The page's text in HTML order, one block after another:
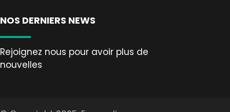
NOS DERNIERS NEWS
Rejoignez nous pour avoir plus de
nouvelles